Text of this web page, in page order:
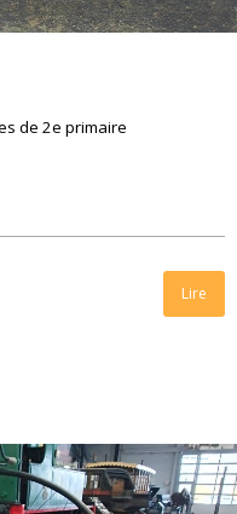
de 2e primaire
Lire